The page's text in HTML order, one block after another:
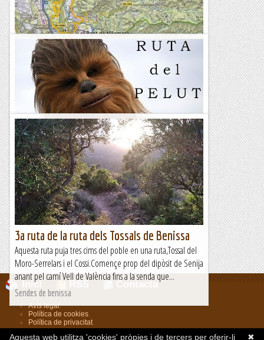
Valls del montcau, ruta del terme i llobregat
Alçada mínima: 185mAlçada màxima: 355mDistància: 17,56
kmTemps empleat: 3h30m (parades incloses)Desnivell + :
470mDesnivell - : 470mAvui m’he decidit a fer una...
Entre boscos i muntanyes, fusió amb la natura
CASTELLGALÍ : RUTA del PELUT
&nb...
Kimisades
3a ruta de la ruta dels Tossals de Benissa
Aquesta ruta puja tres cims del poble en una ruta,Tossal del
Moro-Serrelars i el Cossi.Començe prop del dipòsit de Senija
anant pel camí Vell de València fins a la senda que...
Sendes de benissa
Inici
Avís legal.
Política de cookies.
Política de privacitat.
Muntanyisme.catEl cercador d'articles d'esports de muntanya ✖
Aquesta web utilitza 'cookies' pròpies i de tercers per oferir-li